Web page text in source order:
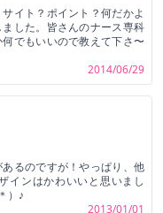
イト？ポイント？何だかよ
した。皆さんのナース専科
でもいいので教えて下さ〜
2014/06/29
るのですが！やっぱり、他
インはかわいいと思いまし
）♪
2013/01/01